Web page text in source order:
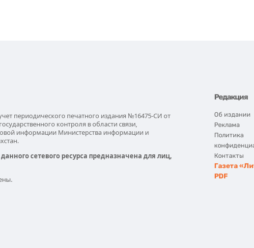
периодического печатного издания №16475-СИ от
контроля в области связи,
информации Министерства информации и
сетевого ресурса предназначена для лиц,
Редакция
Об издании
Реклама
Политика
Контакты
Газета
PDF